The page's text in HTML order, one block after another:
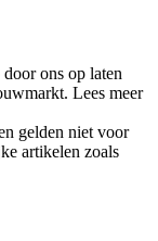
ons op laten
Lees meer
gelden niet voor
artikelen zoals